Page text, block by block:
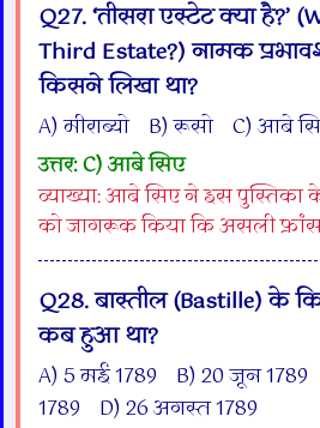
Q27. ‘तीसरा एस्टेट क्या है?’
Third Estate?) नामक
किसने लिखा था?
A) मीराब्यो B) रूसो C) आबे
उत्तर: C) आबे सिए
व्याख्या: आबे सिए ने इस पुस्तिका
को जागरूक किया कि असली फ्रांस
Q28. बास्तील (Bastille) के
कब हुआ था?
A) 5 मई 1789 B) 20 जून
1789 D) 26 अगस्त 1789